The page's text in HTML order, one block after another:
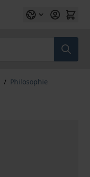
/ Philosophie